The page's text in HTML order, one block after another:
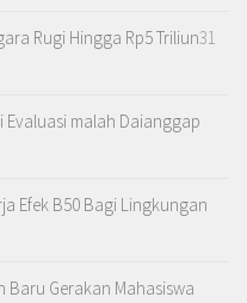
Rugi Hingga Rp5 Triliun31
malah Daianggap
Efek B50 Bagi Lingkungan
Baru Gerakan Mahasiswa